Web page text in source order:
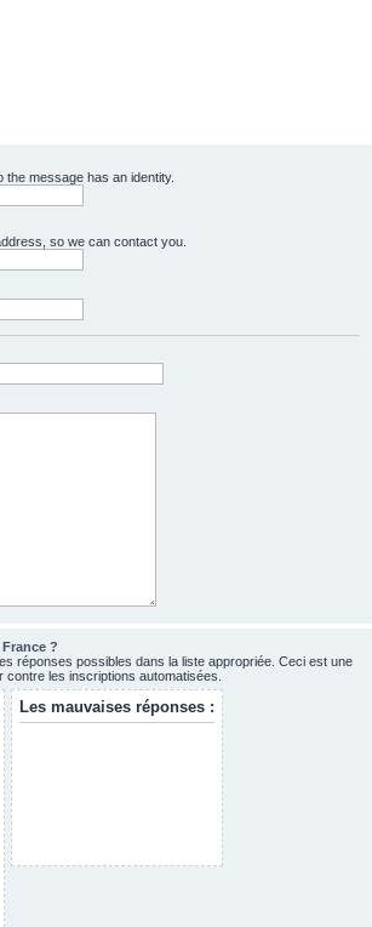
the message has an identity.
so we can contact you.
?
réponses possibles dans la liste appropriée. Ceci est une
les inscriptions automatisées.
Les mauvaises réponses :